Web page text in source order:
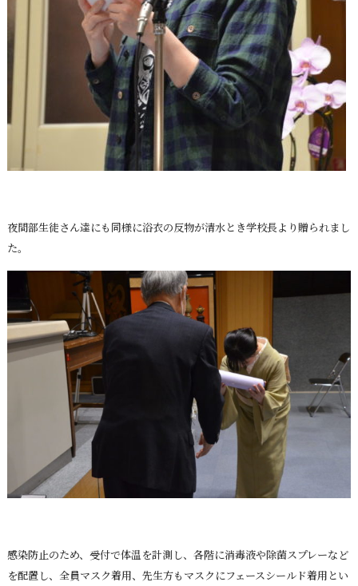
夜間部生徒さん達にも同様に浴衣の反物が清水とき学校長より贈られまし
た。
感染防止のため、受付で体温を計測し、各階に消毒液や除菌スプレーなど
を配置し、全員マスク着用、先生方もマスクにフェースシールド着用とい